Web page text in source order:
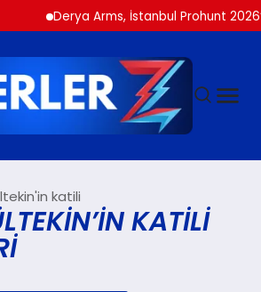
Derya Arms, İstanbul Prohunt
katili
KATILI